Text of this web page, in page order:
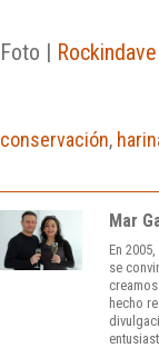
Foto |
conservación,
Mar
En
se
hecho